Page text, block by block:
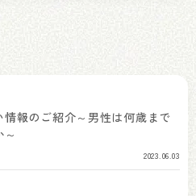
報のご紹介～男性は何歳まで
2023.06.03